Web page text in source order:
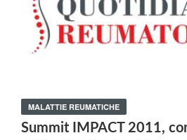
MALATTIE REUMATICHE
Summit IMPACT 2011,